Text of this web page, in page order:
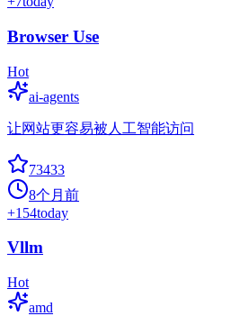
Browser Use
Hot
ai-agents
让网站更容易被人工智能访问
73433
8个月前
+154today
Vllm
Hot
amd